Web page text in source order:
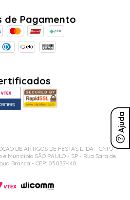
Ajuda
de Pagamento
DE ARTIGOS DE FESTAS LTDA - CNPJ -
Município SÃO PAULO - SP - Rua Sara de
Branca - CEP: 05037-140